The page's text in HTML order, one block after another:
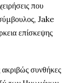
που
σύμβουλος, Jake
επίσκεψης
συνθήκες